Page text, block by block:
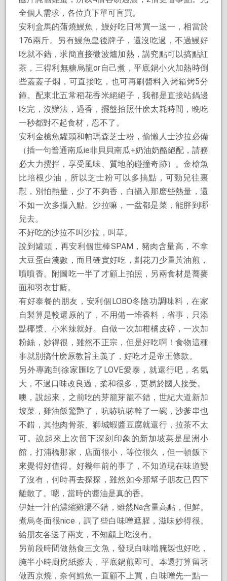
全個人需求，各位真下單可盲買。
安利盒馬的蒲燒鰻魚，鰻好吃日常買一送一，相當於
176兩斤。另有鰻魚皇後牌子，還沒吃過，不過鰻好
吃就不錯，求簡直接微波爐加熱，講究點可以搞點紅
茶，三得利無糖烏龍or自己煮，平底鍋小火加熱時倒
些蓋蓋子燜，可直接吃，也可再刷醬料入烤箱烤5分
鐘。配東北五常稻花香米絕絕子，我都是直接站鍋邊
吃完，沒辦法，過香，擺盤拍照什麽太耗時間，晚吃
一秒都對不起食材，忍不了。
安利金槍魚罐頭和帕瑪森芝士粉，偷懶人士沙拉必備
（插一句普通南瓜ie非貝貝南瓜+奶油奶酪絕配，請務
必大力攪拌，享受風味、質地的碰撞奇跡）。金槍魚
比培根少油，所以芝士粉可以多搞點，可勁兒往裏
懟，別怕熱量，少了不夠香，白攝入那麽些熱量，還
不如一次多攝入點。沙拉嘛，一盆都是菜，能胖到哪
兒去。
不好吃的沙拉不叫沙拉，叫草。
說到罐頭，再安利個世棒SPAM，豬肉含量高，不拿
大豆蛋白湊數，而且確實好吃，劃花刀少量黃油煎，
噴噴香。附圖吃一半了才顧上拍照，另兩食材是蕎麥
面和羽衣甘藍。
有好泰餐的朋友，安利個LOBO冬陰功調味料，在家
自製算是較還原的了，不用備一堆香料，省事，只添
點椰漿、小米辣就好。自做一次加柑橘皮碎，一次加
粉絲，妙得很，雖然不正宗，但是好吃啊！食物這種
事就別搞什麽原教旨主義了，好吃才是帝王條款。
另外專跑到徐家匯吃了LOVE愛泰，就還行吧，名氣
大，不過口味改良過，柔和很多，更易於國人接受。
噢，說起來，之前吃的芽籠芽籠不錯，世紀大道新加
坡菜，雞油飯驚艷了，吭哧吭哧幹了一碗，沙爹串也
不錯，其他肉骨茶、獅城蝦醬豆腐就還行，拉茶不太
可。說起來上次留下深刻印象的新加坡菜是星洲小
館，打浦橋那家，店面很小，等位很久，但一頓飯下
來覺得好值得。好幾年前的事了，不知道現在味道變
了沒有，何時再去探探，雖然如今那幫子朋友已四下
離散了。嗯，當時的醬油是真的香。
伊娃一汁的濃縮雞湯不錯，雖然Na含量高點，但鮮。
煮烏冬面很nice，調了些白味噌遮腥，滋味妙得很。
給朋友各送了兩支，不知顧上吃沒有。
另前段時間做熱食三文魚，發現白味噌腌製也好吃，
腌半小時廚房紙擦去，平底鍋煎即可。本還打算留著
做西京燒，奈何鱈魚一直顧不上買，白味噌先一點一